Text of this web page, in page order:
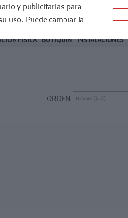
Mi cuenta
FÍSICA BOTIQUÍN INSTALACIONES
ORDEN:
y publicitarias para
uso. Puede cambiar la